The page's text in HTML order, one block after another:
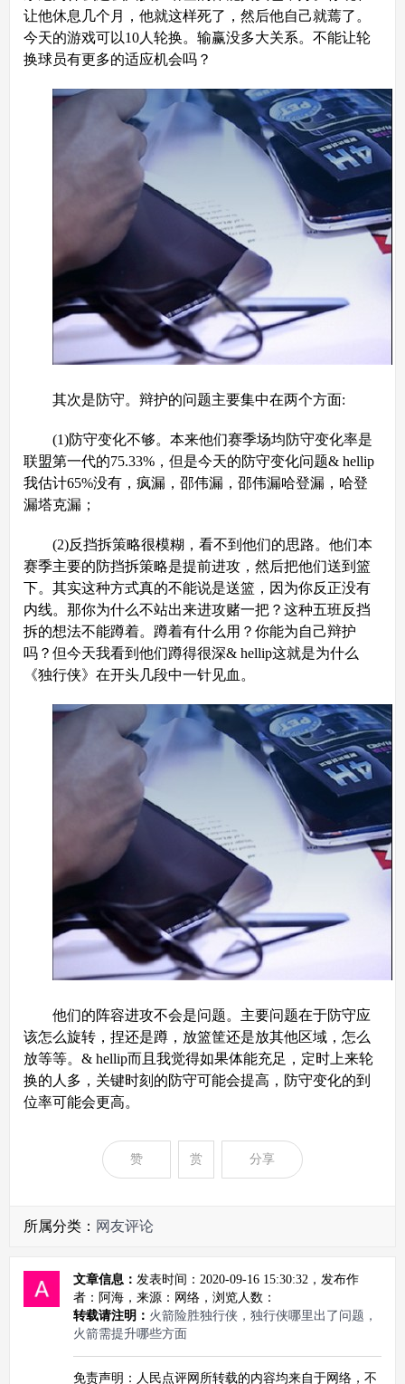
让他休息几个月，他就这样死了，然后他自己就蔫了。
今天的游戏可以10人轮换。输赢没多大关系。不能让轮
换球员有更多的适应机会吗？
其次是防守。辩护的问题主要集中在两个方面:
(1)防守变化不够。本来他们赛季场均防守变化率是
联盟第一代的75.33%，但是今天的防守变化问题& hellip
我估计65%没有，疯漏，邵伟漏，邵伟漏哈登漏，哈登
漏塔克漏；
(2)反挡拆策略很模糊，看不到他们的思路。他们本
赛季主要的防挡拆策略是提前进攻，然后把他们送到篮
下。其实这种方式真的不能说是送篮，因为你反正没有
内线。那你为什么不站出来进攻赌一把？这种五班反挡
拆的想法不能蹲着。蹲着有什么用？你能为自己辩护
吗？但今天我看到他们蹲得很深& hellip这就是为什么
《独行侠》在开头几段中一针见血。
他们的阵容进攻不会是问题。主要问题在于防守应
该怎么旋转，捏还是蹲，放篮筐还是放其他区域，怎么
放等等。& hellip而且我觉得如果体能充足，定时上来轮
换的人多，关键时刻的防守可能会提高，防守变化的到
位率可能会更高。
赞 赏 分享
所属分类： 网友评论
文章信息： 发表时间：2020-09-16 15:30:32，发布作
者：阿海，来源：网络，浏览人数：
转载请注明： 火箭险胜独行侠，独行侠哪里出了问题，
火箭需提升哪些方面
免责声明：人民点评网所转载的内容均来自于网络，不